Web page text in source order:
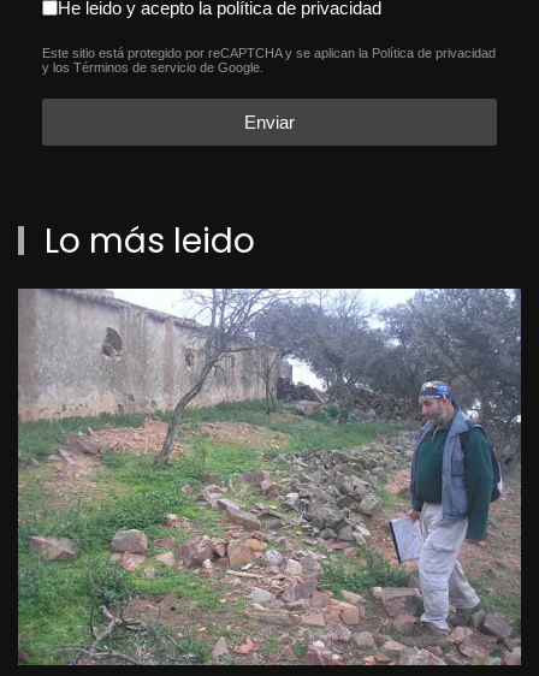
aceptacion política de
He leido y acepto la política de privacidad
reCAPTCHA*
Este sitio está protegido por reCAPTCHA y se aplican la Política de privacidad
y los Términos de servicio de Google.
Enviar
Lo más leido